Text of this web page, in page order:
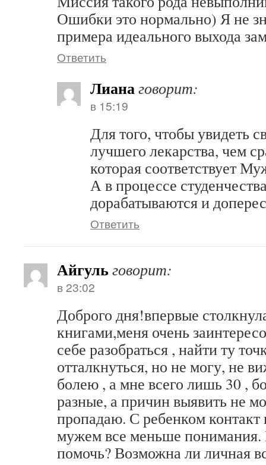
Ошибки это нормально) Я не
примера идеального выхода
Ответить
Лианаговорит:
в 15:19
Для того, чтобы увидеть
лучшего лекарства, чем
которая соответствует
А в процессе
дорабатываются и
Ответить
Айгуль говорит:
в 23:02
Доброго дня!впервые
книгами,меня очень
себе разобраться , найти ту
отталкнуться, но не могу, не
болею , а мне всего лишь 30 ,
разные, а причин выявить не
пропадаю. С ребенком контакт
мужем все меньше
помочь? Возможна ли личная